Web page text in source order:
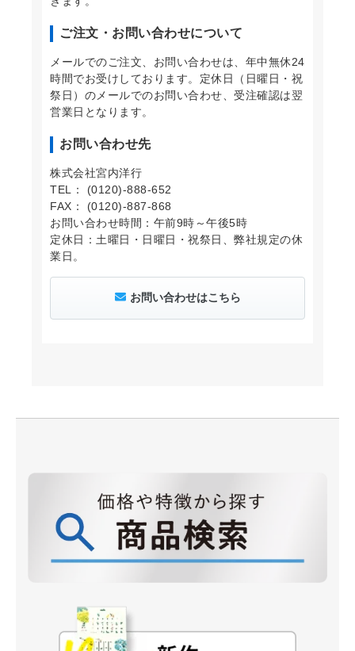
ご注文・お問い合わせについて
メールでのご注文、お問い合わせは、年中無休24
時間でお受けしております。定休日（日曜日・祝
祭日）のメールでのお問い合わせ、受注確認は翌
営業日となります。
お問い合わせ先
株式会社宮内洋行
TEL： (0120)-888-652
FAX： (0120)-887-868
お問い合わせ時間：午前9時～午後5時
定休日：土曜日・日曜日・祝祭日、弊社規定の休
業日。
お問い合わせはこちら